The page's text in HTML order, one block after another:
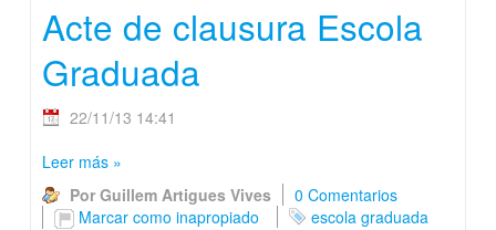
Acte de clausura Escola
Graduada
22/11/13 14:41
Leer más »
Por Guillem Artigues Vives
0 Comentarios
Marcar como inapropiado
escola graduada